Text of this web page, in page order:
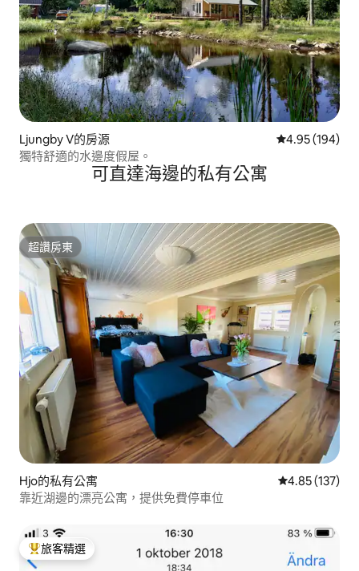
Ljungby V的房源 從 194 則評價
4.95 (194)
獨特舒適的水邊度假屋。
可直達海邊的私有公寓
超讚房東
超讚房東
Hjo的私有公寓 從 137 則評價
4.85 (137)
靠近湖邊的漂亮公寓，提供免費停車位
旅客精選榜首
旅客精選